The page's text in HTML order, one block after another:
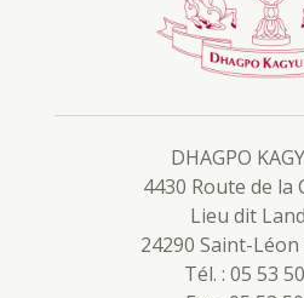
DHAGPO
4430 Route de la
Lieu dit
24290 Saint-
Tél. : 05 53